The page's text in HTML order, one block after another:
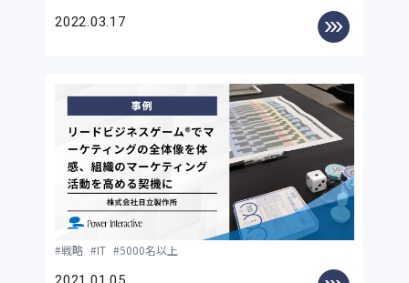
2022.03.17
戦略 IT 5000名以上